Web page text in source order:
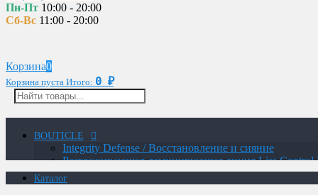
Пн-Пт 10:00 - 20:00
Сб-Вс 11:00 - 20:00
Корзина0
Корзина пуста Итого: 0 ₽
BOUTICLE
Integrity Defense / Восстановление и сияние
Разглаживающая ламинирующая линия Liss Control
MAN / Мужская линия
ATELIER TREND COLOR MAN / Краситель для
Каталог